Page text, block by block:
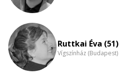
Ruttkai Éva (51)
Vígszínház (Budapest)